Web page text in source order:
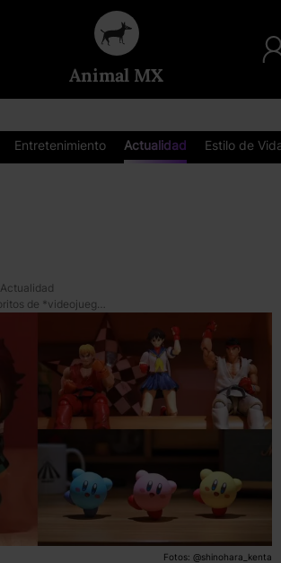
Animal MX
Entretenimiento Actualidad Estilo de
Actualidad
Tus personajes favoritos de *videojuegos y anime cobran vida en estos cortos stop motion*
Fotos: @shinohara_kenta